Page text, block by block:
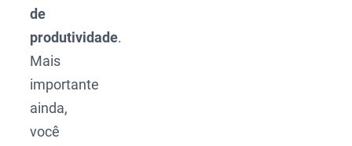
de
produtividade.
Mais
importante
ainda,
você